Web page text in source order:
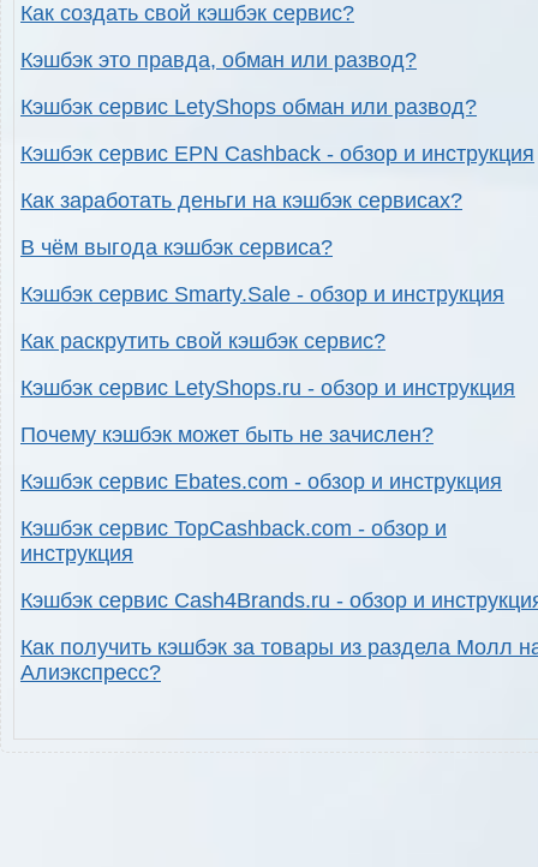
Как создать свой кэшбэк сервис?
Кэшбэк это правда, обман или развод?
Кэшбэк сервис LetyShops обман или развод?
Кэшбэк сервис EPN Cashback - обзор и инструкция
Как заработать деньги на кэшбэк сервисах?
В чём выгода кэшбэк сервиса?
Кэшбэк сервис Smarty.Sale - обзор и инструкция
Как раскрутить свой кэшбэк сервис?
Кэшбэк сервис LetyShops.ru - обзор и инструкция
Почему кэшбэк может быть не зачислен?
Кэшбэк сервис Ebates.com - обзор и инструкция
Кэшбэк сервис TopCashback.com - обзор и
инструкция
Кэшбэк сервис Cash4Brands.ru - обзор и
Как получить кэшбэк за товары из раздела Молл
Алиэкспресс?